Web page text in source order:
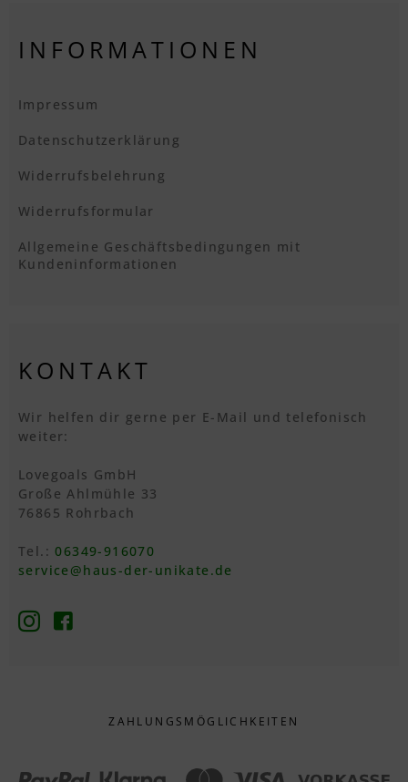
INFORMATIONEN
Impressum
Datenschutzerklärung
Widerrufsbelehrung
Widerrufsformular
Allgemeine Geschäftsbedingungen mit
Kundeninformationen
KONTAKT
Wir helfen dir gerne per E-Mail und telefonisch
weiter:
Lovegoals GmbH
Große Ahlmühle 33
76865 Rohrbach
Tel.:06349-916070
service@haus-der-unikate.de
ZAHLUNGS­MÖGLICHKEITEN